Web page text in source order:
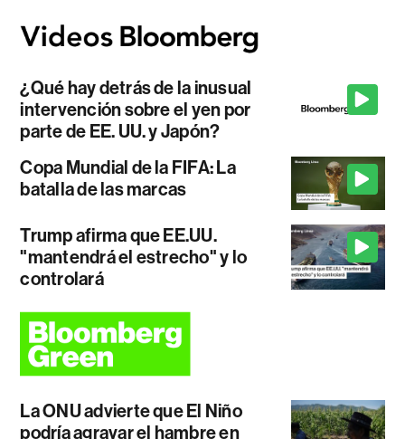
¿Qué hay detrás de la inusual
intervención sobre el yen por
parte de EE. UU. y Japón?
Copa Mundial de la FIFA: La
batalla de las marcas
Trump afirma que EE.UU.
"mantendrá el estrecho" y lo
controlará
La ONU advierte que El Niño
podría agravar el hambre en